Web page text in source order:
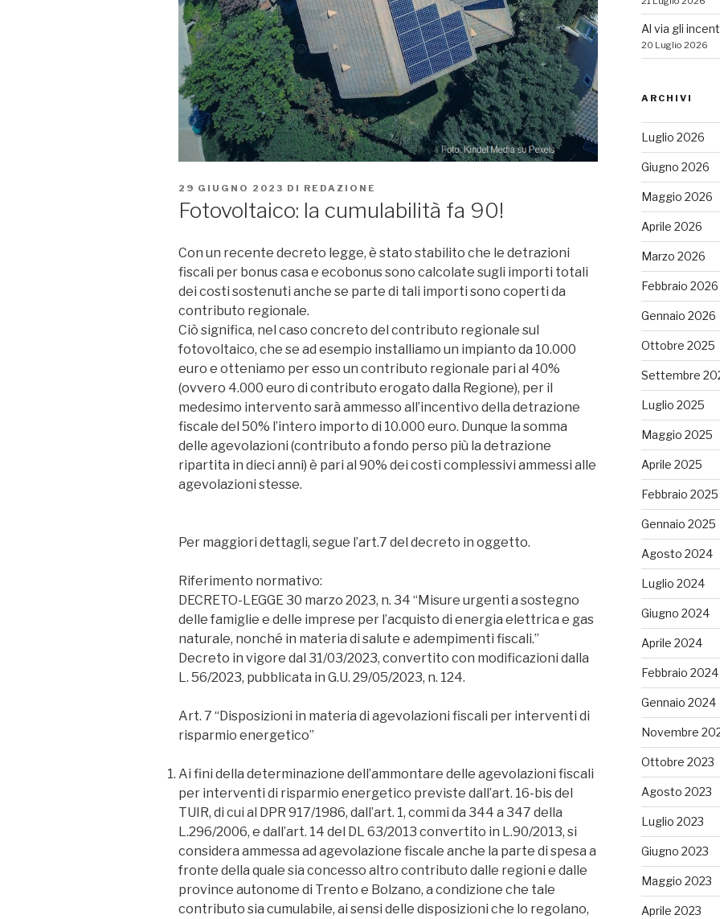
PUBBLICATO
29 GIUGNO 2023 DI REDAZIONE
Fotovoltaico: la cumulabilità fa 90!
Con un recente decreto legge, è stato stabilito che le detrazioni
fiscali per bonus casa e ecobonus sono calcolate sugli importi totali
dei costi sostenuti anche se parte di tali importi sono coperti da
contributo regionale.
Ciò significa, nel caso concreto del contributo regionale sul
fotovoltaico, che se ad esempio installiamo un impianto da 10.000
euro e otteniamo per esso un contributo regionale pari al 40%
(ovvero 4.000 euro di contributo erogato dalla Regione), per il
medesimo intervento sarà ammesso all’incentivo della detrazione
fiscale del 50% l’intero importo di 10.000 euro. Dunque la somma
delle agevolazioni (contributo a fondo perso più la detrazione
ripartita in dieci anni) è pari al 90% dei costi complessivi ammessi alle
agevolazioni stesse.
Per maggiori dettagli, segue l’art.7 del decreto in oggetto.
Riferimento normativo:
DECRETO-LEGGE 30 marzo 2023, n. 34 “Misure urgenti a sostegno
delle famiglie e delle imprese per l’acquisto di energia elettrica e gas
naturale, nonché in materia di salute e adempimenti fiscali.”
Decreto in vigore dal 31/03/2023, convertito con modificazioni dalla
L. 56/2023, pubblicata in G.U. 29/05/2023, n. 124.
Art. 7 “Disposizioni in materia di agevolazioni fiscali per interventi di
risparmio energetico”
Ai fini della determinazione dell’ammontare delle agevolazioni fiscali
per interventi di risparmio energetico previste dall’art. 16-bis del
TUIR, di cui al DPR 917/1986, dall’art. 1, commi da 344 a 347 della
L.296/2006, e dall’art. 14 del DL 63/2013 convertito in L.90/2013, si
considera ammessa ad agevolazione fiscale anche la parte di spesa a
fronte della quale sia concesso altro contributo dalle regioni e dalle
province autonome di Trento e Bolzano, a condizione che tale
contributo sia cumulabile, ai sensi delle disposizioni che lo regolano,
Al via gli
20 Luglio 2026
ARCHIVI
Luglio 2026
Giugno 2026
Maggio 2026
Aprile 2026
Marzo 2026
Febbraio 2026
Gennaio 2026
Ottobre 2025
Settembre
Luglio 2025
Maggio 2025
Aprile 2025
Febbraio 2025
Gennaio 2025
Agosto 2024
Luglio 2024
Giugno 2024
Aprile 2024
Febbraio 2024
Gennaio 2024
Novembre
Ottobre 2023
Agosto 2023
Luglio 2023
Giugno 2023
Maggio 2023
Aprile 2023